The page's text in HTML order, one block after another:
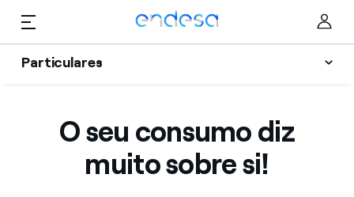
Particulares
Serviços
ParticularesO seu consumo diz
muito sobre si!